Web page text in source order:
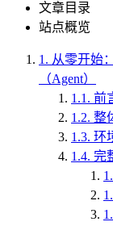
文章目录
站点概览
1. 从零开始
（Agent）
1.1. 前
1.2. 整
1.3. 环
1.4. 完